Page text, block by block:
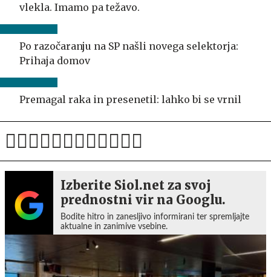
vlekla. Imamo pa težavo.
Po razočaranju na SP našli novega selektorja:
Prihaja domov
Premagal raka in presenetil: lahko bi se vrnil
Izberite Siol.net za svoj
prednostni vir na Googlu.
Bodite hitro in zanesljivo informirani ter spremljajte
aktualne in zanimive vsebine.